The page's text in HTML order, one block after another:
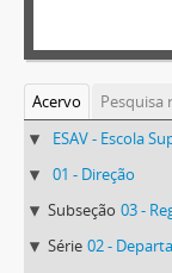
Acervo
Pesquisa
ESAV - Escola
01 - Direção
Subseção 03 -
Série 02 -